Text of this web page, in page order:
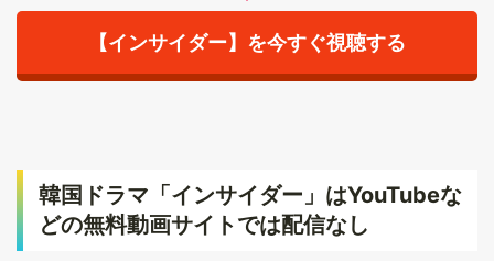
【インサイダー】を今すぐ視聴する
韓国ドラマ「インサイダー」はYouTubeな
どの無料動画サイトでは配信なし